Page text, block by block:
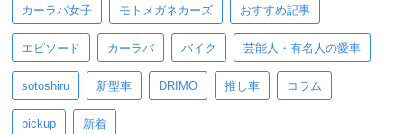
カーラバ女子 モトメガネカーズ おすすめ記事
エピソード カーラバ バイク 芸能人・有名人の愛車
sotoshiru 新型車 DRIMO 推し車 コラム
pickup 新着